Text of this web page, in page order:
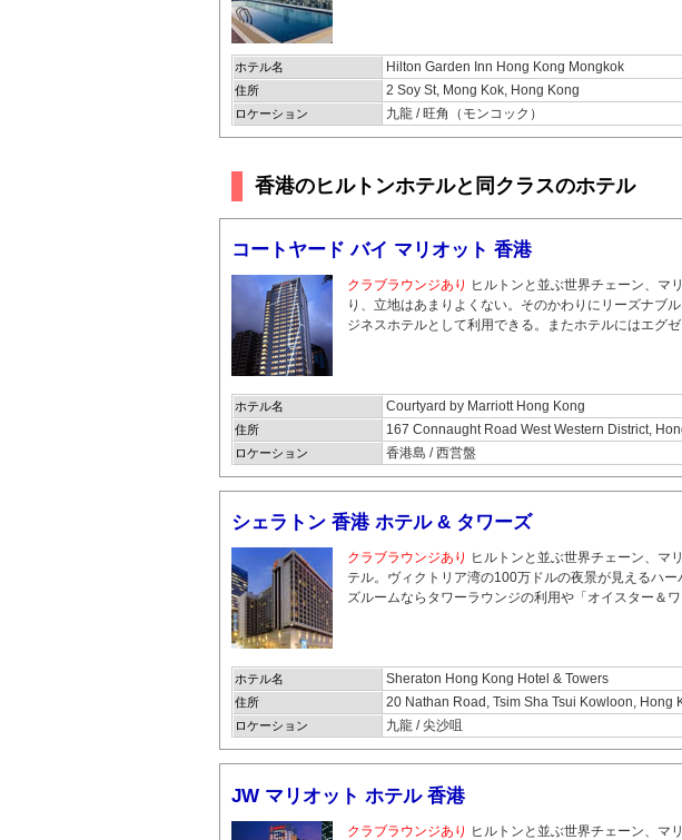
ホテル名 Hilton Garden Inn Hong Kong Mongkok
住所 2 Soy St, Mong Kok, Hong Kong
ロケーション 九龍 / 旺角（モンコック）
香港のヒルトンホテルと同クラスのホテル
コートヤード バイ マリオット 香港
クラブラウンジあり ヒルトンと並ぶ世界チェーン、マ
り、立地はあまりよくない。 そのかわりにリーズナブ
ジネスホテルとして利用できる。
またホテルにはエグ
ホテル名 Courtyard by Marriott Hong Kong
住所 167 Connaught Road West Western District,
ロケーション 香港島 / 西営盤
シェラトン 香港 ホテル & タワーズ
クラブラウンジあり ヒルトンと並ぶ世界チェーン、マ
テル。 ヴィクトリア湾の100万ドルの夜景が見えるハー
ズルームならタワーラウンジの利用や「オイスター＆
ホテル名 Sheraton Hong Kong Hotel & Towers
住所 20 Nathan Road, Tsim Sha Tsui Kowloon, Hong
ロケーション 九龍 / 尖沙咀
JW マリオット ホテル 香港
クラブラウンジあり ヒルトンと並ぶ世界チェーン、マ